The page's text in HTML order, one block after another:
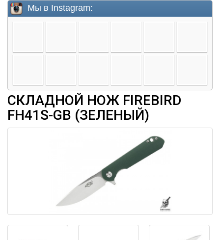
СКЛАДНОЙ НОЖ FIREBIRD
FH41S-GB (ЗЕЛЕНЫЙ)